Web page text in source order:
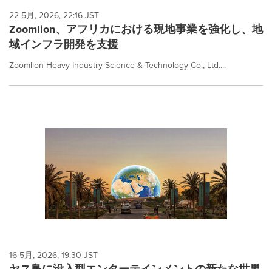
22 5月, 2026, 22:16 JST
Zoomlion、アフリカにおける現地事業を強化し、地
域インフラ開発を支援
Zoomlion Heavy Industry Science & Technology Co., Ltd....
16 5月, 2026, 19:30 JST